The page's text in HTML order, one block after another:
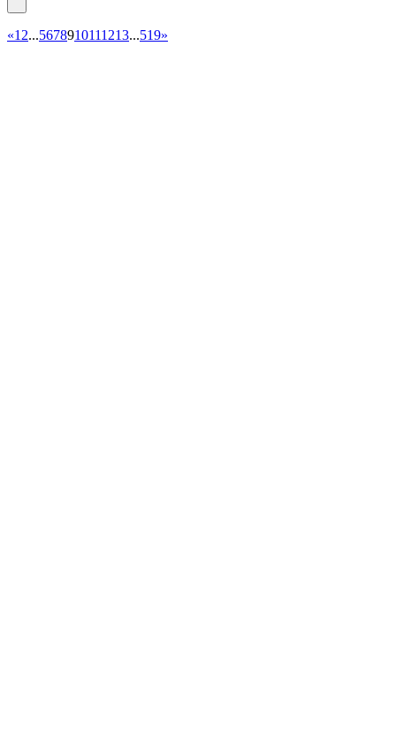
«1 2...5678910111213...519»